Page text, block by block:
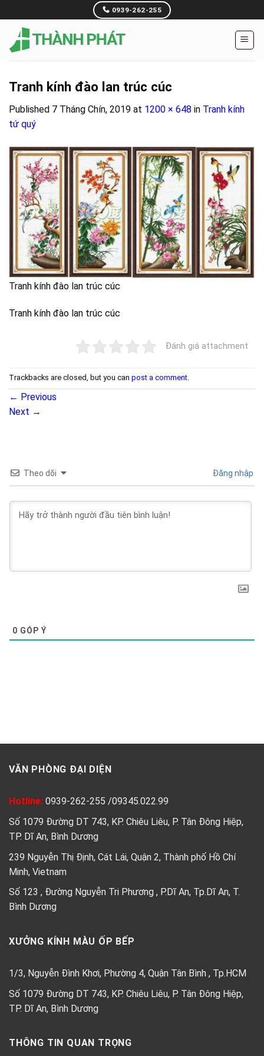
to
content
0939-262-255
Tranh kính đào lan trúc cúc
Published 7 Tháng Chín, 2019 at 1200 × 648 in Tranh kính
tứ quý
Tranh kính đào lan trúc cúc
Tranh kính đào lan trúc cúc
Đánh giá attachment
Trackbacks are closed, but you can post a comment.
← Previous
Next →
Theo dõi Đăng nhập
0 GÓP Ý
VĂN PHÒNG ĐẠI DIỆN
Hotline: 0939-262-255 /09345.022.99
Số 1079 Đường DT 743, KP. Chiêu Liêu, P. Tân Đông Hiệp,
TP. Dĩ An, Bình Dương
239 Nguyễn Thị Định, Cát Lái, Quận 2, Thành phố Hồ Chí
Minh, Vietnam
Số 123 , Đường Nguyễn Tri Phương , P.Dĩ An, Tp.Dĩ An, T.
Bình Dương
XƯỞNG KÍNH MÀU ỐP BẾP
1/3, Nguyễn Đình Khơi, Phường 4, Quận Tân Bình , Tp.HCM
Số 1079 Đường DT 743, KP. Chiêu Liêu, P. Tân Đông Hiệp,
TP. Dĩ An, Bình Dương
THÔNG TIN QUAN TRỌNG